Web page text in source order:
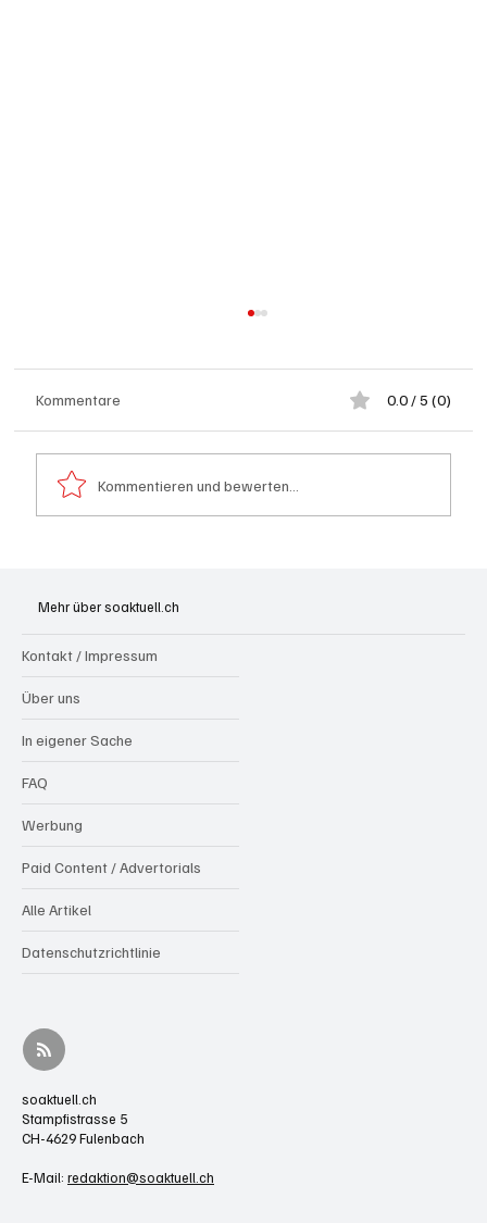
aufrütteln
Kommentare 0.0 / 5 (0)
Kommentieren und bewerten...
Mehr über soaktuell.ch
Kontakt / Impressum
Über uns
In eigener Sache
FAQ
Werbung
Paid Content / Advertorials
Alle Artikel
Datenschutzrichtlinie
soaktuell.ch
Stampfistrasse 5
CH-4629 Fulenbach
E-Mail: redaktion@soaktuell.ch